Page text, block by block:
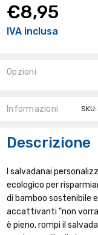
€8,95
IVA inclusa
Opzioni
Attuale:
Informazioni
Descrizione
I salvadanai
ecologico per
di bamboo sostenibile
accattivanti "non
è pieno, rompi il